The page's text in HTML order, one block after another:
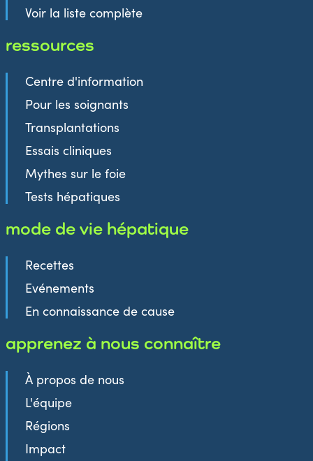
Voir la liste complète
ressources
Centre d'information
Pour les soignants
Transplantations
Essais cliniques
Mythes sur le foie
Tests hépatiques
mode de vie hépatique
Recettes
Evénements
En connaissance de cause
apprenez à nous connaître
À propos de nous
L'équipe
Régions
Impact